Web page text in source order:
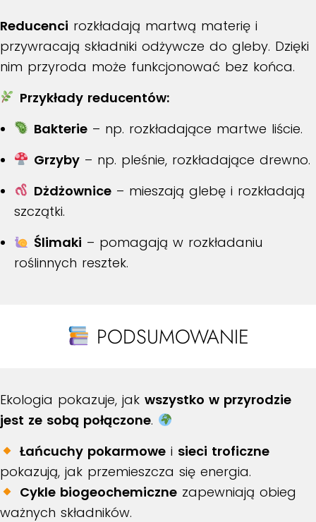
Reducenci rozkładają martwą materię i
przywracają składniki odżywcze do gleby. Dzięki
nim przyroda może funkcjonować bez końca.
Przykłady reducentów:
Bakterie– np. rozkładające martwe liście.
Grzyby– np. pleśnie, rozkładające drewno.
Dżdżownice– mieszają glebę i rozkładają
szczątki.
Ślimaki – pomagają w rozkładaniu
roślinnych resztek.
PODSUMOWANIE
Ekologia pokazuje, jak wszystko w przyrodzie
jest ze sobą połączone.
Łańcuchy pokarmowei sieci troficzne
pokazują, jak przemieszcza się energia.
Cykle biogeochemicznezapewniają obieg
ważnych składników.